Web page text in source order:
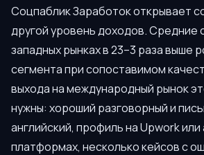
Соцпаблик Заработок открывает
другой уровень доходов. Средние
западных рынках в 23–3 раза выше
сегмента при сопоставимом
выхода на международный рынок
нужны: хороший разговорный и
английский, профиль на Upwork или
платформах, несколько кейсов с